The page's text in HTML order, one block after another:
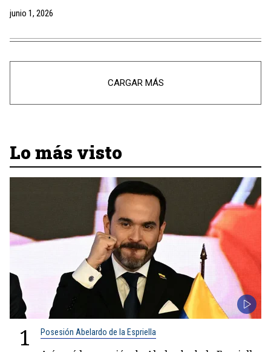
junio 1, 2026
CARGAR MÁS
Lo más visto
1 Posesión Abelardo de la Espriella